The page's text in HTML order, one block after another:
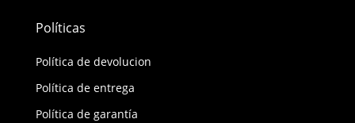
Políticas
Política de devolucion
Política de entrega
Política de garantía